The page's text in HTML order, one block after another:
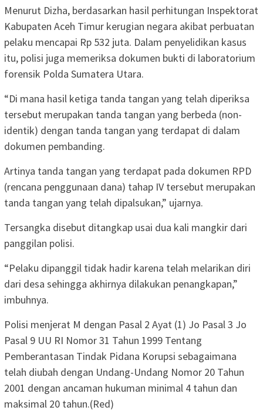
Menurut Dizha, berdasarkan hasil perhitungan Inspektorat
Kabupaten Aceh Timur kerugian negara akibat perbuatan
pelaku mencapai Rp 532 juta. Dalam penyelidikan kasus
itu, polisi juga memeriksa dokumen bukti di laboratorium
forensik Polda Sumatera Utara.
“Di mana hasil ketiga tanda tangan yang telah diperiksa
tersebut merupakan tanda tangan yang berbeda (non-
identik) dengan tanda tangan yang terdapat di dalam
dokumen pembanding.
Artinya tanda tangan yang terdapat pada dokumen RPD
(rencana penggunaan dana) tahap IV tersebut merupakan
tanda tangan yang telah dipalsukan,” ujarnya.
Tersangka disebut ditangkap usai dua kali mangkir dari
panggilan polisi.
“Pelaku dipanggil tidak hadir karena telah melarikan diri
dari desa sehingga akhirnya dilakukan penangkapan,”
imbuhnya.
Polisi menjerat M dengan Pasal 2 Ayat (1) Jo Pasal 3 Jo
Pasal 9 UU RI Nomor 31 Tahun 1999 Tentang
Pemberantasan Tindak Pidana Korupsi sebagaimana
telah diubah dengan Undang-Undang Nomor 20 Tahun
2001 dengan ancaman hukuman minimal 4 tahun dan
maksimal 20 tahun.(Red)